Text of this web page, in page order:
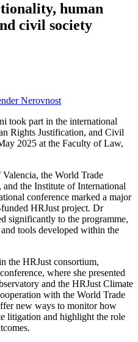
human
civil society
Nerovnost
took part in the international
Rights Justification, and Civil
2025 at the Faculty of Law,
the World Trade
the Institute of International
conference marked a major
HRJust project. Dr
significantly to the programme,
tools developed within the
the HRJust consortium,
where she presented
and the HRJust Climate
with the World Trade
new ways to monitor how
litigation and highlight the role